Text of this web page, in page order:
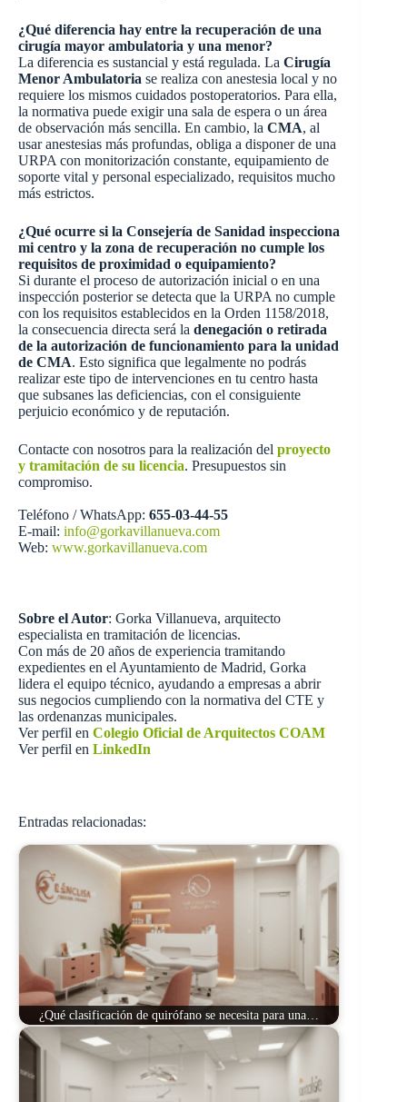
¿Qué diferencia hay entre la recuperación de una
cirugía mayor ambulatoria y una menor?
La diferencia es sustancial y está regulada. La Cirugía
Menor Ambulatoria se realiza con anestesia local y no
requiere los mismos cuidados postoperatorios. Para ella,
la normativa puede exigir una sala de espera o un área
de observación más sencilla. En cambio, la CMA, al
usar anestesias más profundas, obliga a disponer de una
URPA con monitorización constante, equipamiento de
soporte vital y personal especializado, requisitos mucho
más estrictos.
¿Qué ocurre si la Consejería de Sanidad inspecciona
mi centro y la zona de recuperación no cumple los
requisitos de proximidad o equipamiento?
Si durante el proceso de autorización inicial o en una
inspección posterior se detecta que la URPA no cumple
con los requisitos establecidos en la Orden 1158/2018,
la consecuencia directa será la denegación o retirada
de la autorización de funcionamiento para la unidad
de CMA. Esto significa que legalmente no podrás
realizar este tipo de intervenciones en tu centro hasta
que subsanes las deficiencias, con el consiguiente
perjuicio económico y de reputación.
Contacte con nosotros para la realización del proyecto
y tramitación de su licencia. Presupuestos sin
compromiso.
Teléfono / WhatsApp: 655-03-44-55
E-mail: info@gorkavillanueva.com
Web: www.gorkavillanueva.com
Sobre el Autor: Gorka Villanueva, arquitecto
especialista en tramitación de licencias.
Con más de 20 años de experiencia tramitando
expedientes en el Ayuntamiento de Madrid, Gorka
lidera el equipo técnico, ayudando a empresas a abrir
sus negocios cumpliendo con la normativa del CTE y
las ordenanzas municipales.
Ver perfil en Colegio Oficial de Arquitectos COAM
Ver perfil en LinkedIn
Entradas relacionadas:
¿Qué clasificación de quirófano se necesita para una…